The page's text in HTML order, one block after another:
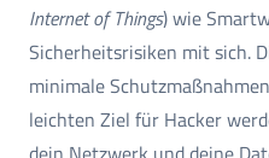
Internet of Things) wie
Sicherheitsrisiken mit sich.
minimale
leichten Ziel für Hacker